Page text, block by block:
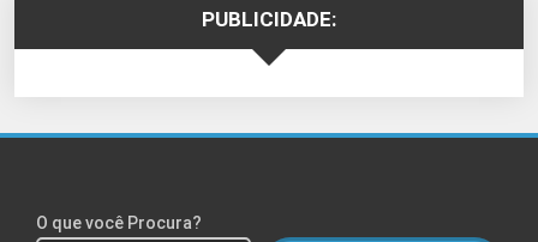
PUBLICIDADE:
O que você Procura?